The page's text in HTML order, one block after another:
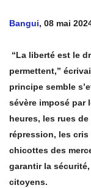
Bangui, 08 mai
“La liberté est le
permettent,”
principe semble
sévère imposé par
heures, les rues
répression, les
chicottes des
garantir la
citoyens.